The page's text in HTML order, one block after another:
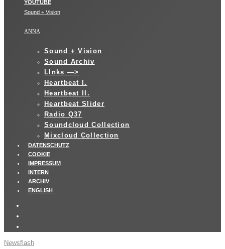
Sound + Vision
ANNA
Sound + Vision
Sound Archiv
LInks —>
Heartbeat I.
Heartbeat II.
Heartbeat Slider
Radio Q37
Soundcloud Collection
Mixcloud Collection
DATENSCHUTZ
COOKIE
IMPRESSUM
INTERN
ARCHIV
ENGLISH
Newsflash